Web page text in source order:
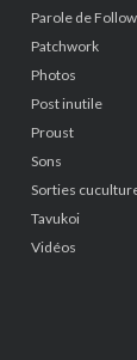
Parole de
Patchwork
Photos
Post inutile
Proust
Sons
Sorties
Tavukoi
Vidéos